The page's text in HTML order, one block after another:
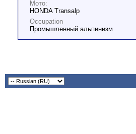
Мото:
HONDA Transalp
Occupation
Промышленный альпинизм